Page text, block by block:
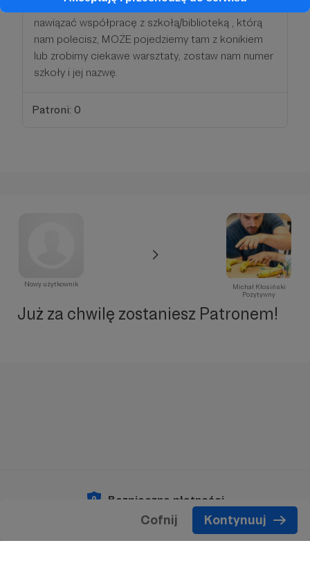
Uśmiechy, tysiące uśmiechów, oraz SPROBUJEMY
nawiązać współpracę z szkołą/biblioteką , którą
nam polecisz, MOŻE pojedziemy tam z konikiem
lub zrobimy ciekawe warsztaty, zostaw nam numer
szkoły i jej nazwę.
Patroni: 0
Cofnij Kontynuuj
Nowy użytkownik
Michał Kłosiński
Pozytywny
Już za chwilę zostaniesz Patronem!
Bezpieczne płatności